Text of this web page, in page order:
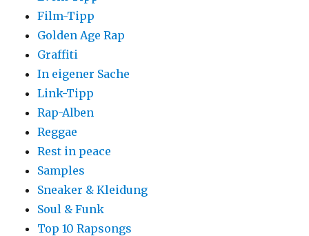
Film-Tipp
Golden Age Rap
Graffiti
In eigener Sache
Link-Tipp
Rap-Alben
Reggae
Rest in peace
Samples
Sneaker & Kleidung
Soul & Funk
Top 10 Rapsongs